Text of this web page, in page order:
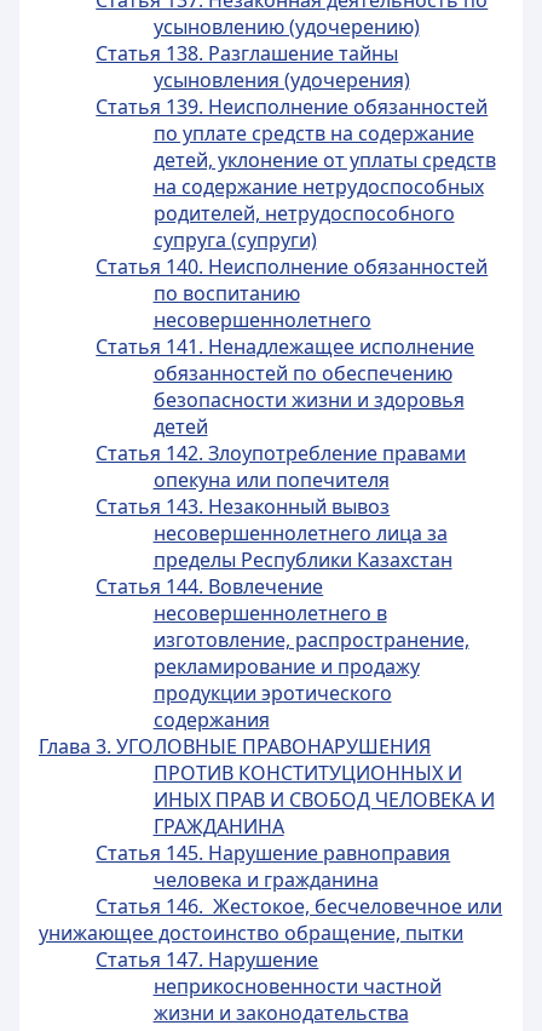
усыновлению (удочерению)
Статья 138. Разглашение тайны
усыновления (удочерения)
Статья 139. Неисполнение обязанностей
по уплате средств на содержание
детей, уклонение от уплаты средств
на содержание нетрудоспособных
родителей, нетрудоспособного
супруга (супруги)
Статья 140. Неисполнение обязанностей
по воспитанию
несовершеннолетнего
Статья 141. Ненадлежащее исполнение
обязанностей по обеспечению
безопасности жизни и здоровья
детей
Статья 142. Злоупотребление правами
опекуна или попечителя
Статья 143. Незаконный вывоз
несовершеннолетнего лица за
пределы Республики Казахстан
Статья 144. Вовлечение
несовершеннолетнего в
изготовление, распространение,
рекламирование и продажу
продукции эротического
содержания
Глава 3. УГОЛОВНЫЕ ПРАВОНАРУШЕНИЯ
ПРОТИВ КОНСТИТУЦИОННЫХ И
ИНЫХ ПРАВ И СВОБОД ЧЕЛОВЕКА И
ГРАЖДАНИНА
Статья 145. Нарушение равноправия
человека и гражданина
Статья 146. Жестокое, бесчеловечное или
унижающее достоинство обращение, пытки
Статья 147. Нарушение
неприкосновенности частной
жизни и законодательства